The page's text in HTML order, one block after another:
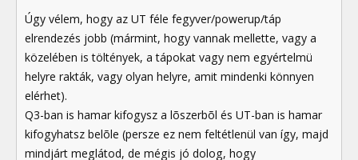
Úgy vélem, hogy az UT féle fegyver/powerup/táp
elrendezés jobb (mármint, hogy vannak mellette, vagy a
közelében is töltények, a tápokat vagy nem egyértelmü
helyre rakták, vagy olyan helyre, amit mindenki könnyen
elérhet).
Q3-ban is hamar kifogysz a lõszerbõl és UT-ban is hamar
kifogyhatsz belõle (persze ez nem feltétlenül van így, majd
mindjárt meglátod, de mégis jó dolog, hogy